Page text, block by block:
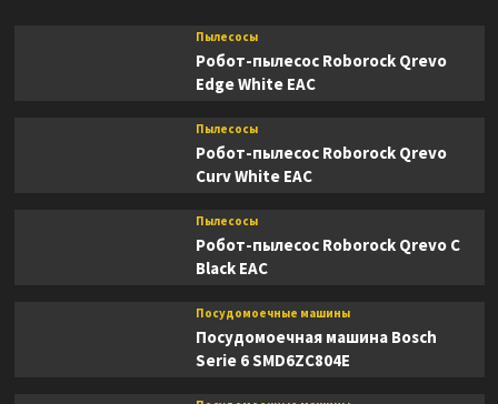
Пылесосы
Робот-пылесос Roborock Qrevo
Edge White EAC
Пылесосы
Робот-пылесос Roborock Qrevo
Curv White EAC
Пылесосы
Робот-пылесос Roborock Qrevo C
Black EAC
Посудомоечные машины
Посудомоечная машина Bosch
Serie 6 SMD6ZC804E